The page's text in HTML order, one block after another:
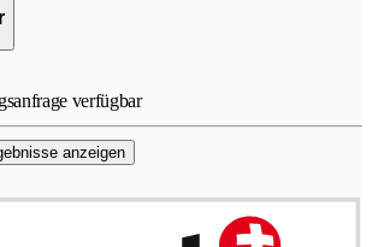
verfügbar
anzeigen